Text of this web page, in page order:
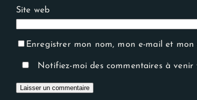
Site web
Enregistrer mon nom, mon e-mail et
Notifiez-moi des commentaires à venir